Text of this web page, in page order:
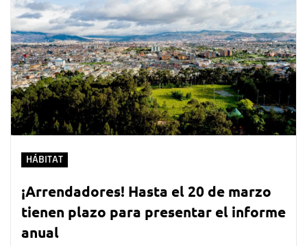
HÁBITAT
¡Arrendadores! Hasta el 20 de marzo
tienen plazo para presentar el informe
anual